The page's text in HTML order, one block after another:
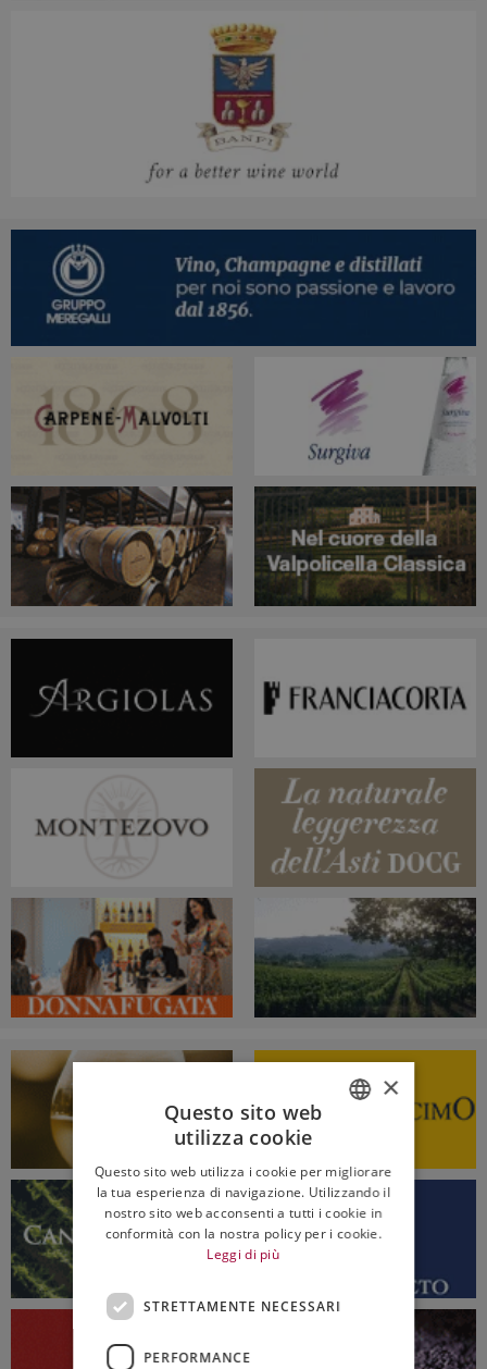
ENGLISH
×
Questo sito web
utilizza cookie
Questo sito web utilizza i cookie per migliorare
la tua esperienza di navigazione. Utilizzando il
nostro sito web acconsenti a tutti i cookie in
conformità con la nostra policy per i cookie.
Leggi di più
STRETTAMENTE NECESSARI
PERFORMANCE